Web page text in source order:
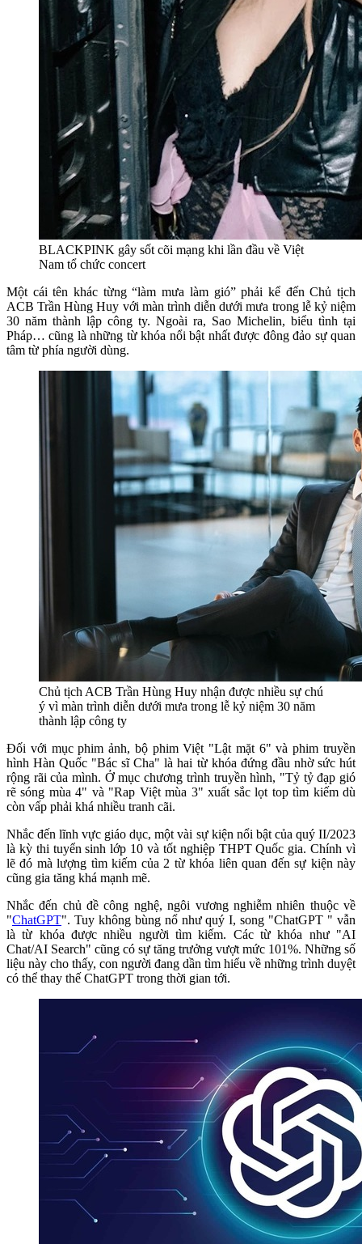
BLACKPINK gây sốt cõi mạng khi lần đầu về Việt
Nam tổ chức concert
Một cái tên khác từng “làm mưa làm gió” phải kể đến Chủ tịch
ACB Trần Hùng Huy với màn trình diễn dưới mưa trong lễ kỷ niệm
30 năm thành lập công ty. Ngoài ra, Sao Michelin, biểu tình tại
Pháp… cũng là những từ khóa nổi bật nhất được đông đảo sự quan
tâm từ phía người dùng.
Chủ tịch ACB Trần Hùng Huy nhận được nhiều sự chú
ý vì màn trình diễn dưới mưa trong lễ kỷ niệm 30 năm
thành lập công ty
Đối với mục phim ảnh, bộ phim Việt "Lật mặt 6" và phim truyền
hình Hàn Quốc "Bác sĩ Cha" là hai từ khóa đứng đầu nhờ sức hút
rộng rãi của mình. Ở mục chương trình truyền hình, "Tỷ tỷ đạp gió
rẽ sóng mùa 4" và "Rap Việt mùa 3" xuất sắc lọt top tìm kiếm dù
còn vấp phải khá nhiều tranh cãi.
Nhắc đến lĩnh vực giáo dục, một vài sự kiện nổi bật của quý II/2023
là kỳ thi tuyển sinh lớp 10 và tốt nghiệp THPT Quốc gia. Chính vì
lẽ đó mà lượng tìm kiếm của 2 từ khóa liên quan đến sự kiện này
cũng gia tăng khá mạnh mẽ.
Nhắc đến chủ đề công nghệ, ngôi vương nghiễm nhiên thuộc về
"ChatGPT". Tuy không bùng nổ như quý I, song "ChatGPT " vẫn
là từ khóa được nhiều người tìm kiếm. Các từ khóa như "AI
Chat/AI Search" cũng có sự tăng trưởng vượt mức 101%. Những số
liệu này cho thấy, con người đang dần tìm hiểu về những trình duyệt
có thể thay thế ChatGPT trong thời gian tới.